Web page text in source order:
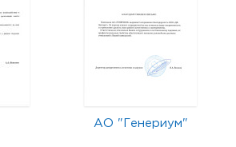
АО "Генериум"